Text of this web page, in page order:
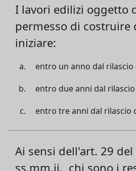
I lavori edilizi oggetto
permesso di costruire
iniziare:
entro un anno dal
entro due anni dal
entro tre anni dal rilascio
Ai sensi dell'art. 29
ss.mm.ii., chi sono i